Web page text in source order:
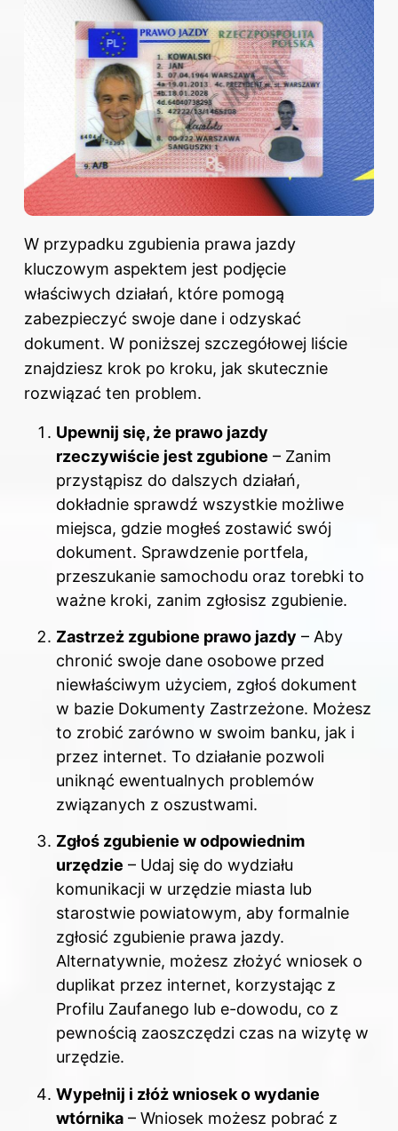
W przypadku zgubienia prawa jazdy
kluczowym aspektem jest podjęcie
właściwych działań, które pomogą
zabezpieczyć swoje dane i odzyskać
dokument. W poniższej szczegółowej liście
znajdziesz krok po kroku, jak skutecznie
rozwiązać ten problem.
Upewnij się, że prawo jazdy
rzeczywiście jest zgubione – Zanim
przystąpisz do dalszych działań,
dokładnie sprawdź wszystkie możliwe
miejsca, gdzie mogłeś zostawić swój
dokument. Sprawdzenie portfela,
przeszukanie samochodu oraz torebki to
ważne kroki, zanim zgłosisz zgubienie.
Zastrzeż zgubione prawo jazdy – Aby
chronić swoje dane osobowe przed
niewłaściwym użyciem, zgłoś dokument
w bazie Dokumenty Zastrzeżone. Możesz
to zrobić zarówno w swoim banku, jak i
przez internet. To działanie pozwoli
uniknąć ewentualnych problemów
związanych z oszustwami.
Zgłoś zgubienie w odpowiednim
urzędzie – Udaj się do wydziału
komunikacji w urzędzie miasta lub
starostwie powiatowym, aby formalnie
zgłosić zgubienie prawa jazdy.
Alternatywnie, możesz złożyć wniosek o
duplikat przez internet, korzystając z
Profilu Zaufanego lub e-dowodu, co z
pewnością zaoszczędzi czas na wizytę w
urzędzie.
Wypełnij i złóż wniosek o wydanie
wtórnika – Wniosek możesz pobrać z